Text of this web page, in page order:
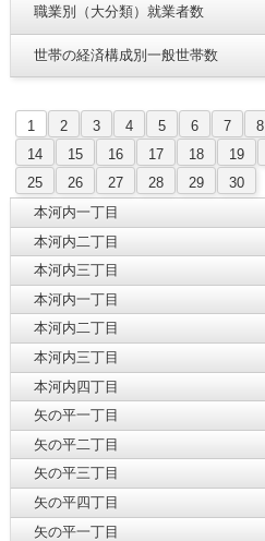
職業別（大分類）就業者数
世帯の経済構成別一般世帯数
1 2 3 4 5 6 7 8
14
15 16 17 18 19
25
26 27 28 29
30
本河内一丁目
本河内二丁目
本河内三丁目
本河内一丁目
本河内二丁目
本河内三丁目
本河内四丁目
矢の平一丁目
矢の平二丁目
矢の平三丁目
矢の平四丁目
矢の平一丁目